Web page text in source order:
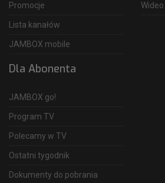
Promocje
Lista kanałów
JAMBOX mobile
Dla Abonenta
JAMBOX go!
Program TV
Polecamy w TV
Ostatni tygodnik
Dokumenty do pobrania